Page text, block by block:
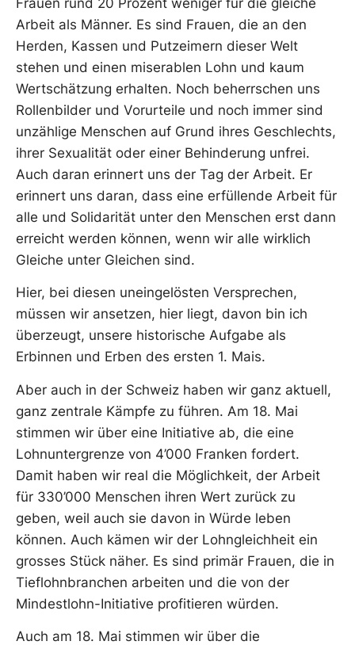
Arbeit als Männer. Es sind Frauen, die an den
Herden, Kassen und Putzeimern dieser Welt
stehen und einen miserablen Lohn und kaum
Wertschätzung erhalten. Noch beherrschen uns
Rollenbilder und Vorurteile und noch immer sind
unzählige Menschen auf Grund ihres Geschlechts,
ihrer Sexualität oder einer Behinderung unfrei.
Auch daran erinnert uns der Tag der Arbeit. Er
erinnert uns daran, dass eine erfüllende Arbeit für
alle und Solidarität unter den Menschen erst dann
erreicht werden können, wenn wir alle wirklich
Gleiche unter Gleichen sind.
Hier, bei diesen uneingelösten Versprechen,
müssen wir ansetzen, hier liegt, davon bin ich
überzeugt, unsere historische Aufgabe als
Erbinnen und Erben des ersten 1. Mais.
Aber auch in der Schweiz haben wir ganz aktuell,
ganz zentrale Kämpfe zu führen. Am 18. Mai
stimmen wir über eine Initiative ab, die eine
Lohnuntergrenze von 4’000 Franken fordert.
Damit haben wir real die Möglichkeit, der Arbeit
für 330’000 Menschen ihren Wert zurück zu
geben, weil auch sie davon in Würde leben
können. Auch kämen wir der Lohngleichheit ein
grosses Stück näher. Es sind primär Frauen, die in
Tieflohnbranchen arbeiten und die von der
Mindestlohn-Initiative profitieren würden.
Auch am 18. Mai stimmen wir über die